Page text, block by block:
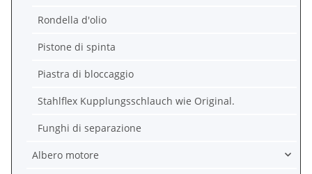
Rondella d'olio
Pistone di spinta
Piastra di bloccaggio
Stahlflex Kupplungsschlauch wie Original.
Funghi di separazione
Albero motore